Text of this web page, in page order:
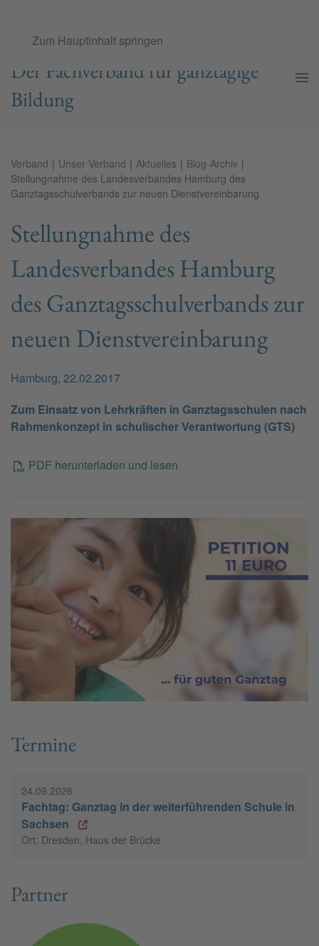
Zum Hauptinhalt springen
Ganztags­schul­verband e.V.
Der Fachverband für ganztägige
Bildung
Verband Unser Verband Aktuelles
Blog-Archiv
Stellungnahme des Landesverbandes Hamburg des
Ganztagsschulverbands zur neuen Dienstvereinbarung
Stellungnahme des
Landesverbandes Hamburg
des Ganztagsschulverbands zur
neuen Dienstvereinbarung
Hamburg, 22.02.2017
Zum Einsatz von Lehrkräften in Ganztagsschulen nach
Rahmenkonzept in schulischer Verantwortung (GTS)
PDF herunterladen und lesen
Termine
24.09.2026
Fachtag: Ganztag in der weiterführenden Schule in
Sachsen
Ort: Dresden, Haus der Brücke
Partner